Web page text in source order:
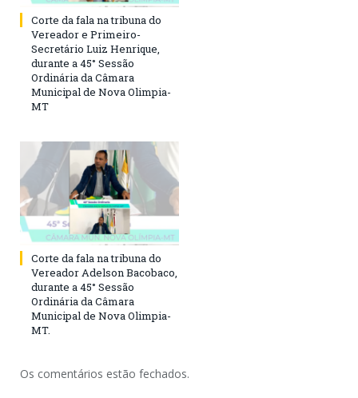
Corte da fala na tribuna do
Vereador e Primeiro-
Secretário Luiz Henrique,
durante a 45° Sessão
Ordinária da Câmara
Municipal de Nova Olimpia-
MT
Corte da fala na tribuna do
Vereador Adelson Bacobaco,
durante a 45° Sessão
Ordinária da Câmara
Municipal de Nova Olimpia-
MT.
Os comentários estão fechados.